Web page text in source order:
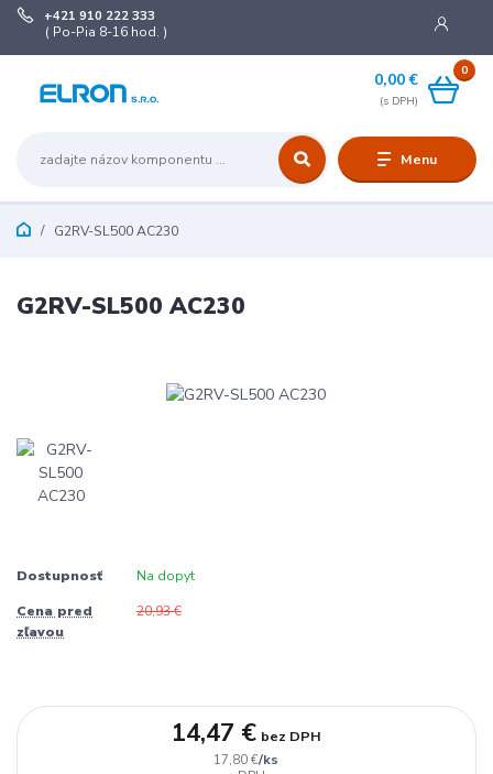
Menu
+421 910 222 333
( Po-Pia 8-16 hod. )
0
0,00 €
G2RV-SL500 AC230
G2RV-SL500 AC230
Dostupnosť Na dopyt
Cena pred
zľavou
20,93 €
17,80 €/ks
14,47 € bez DPH